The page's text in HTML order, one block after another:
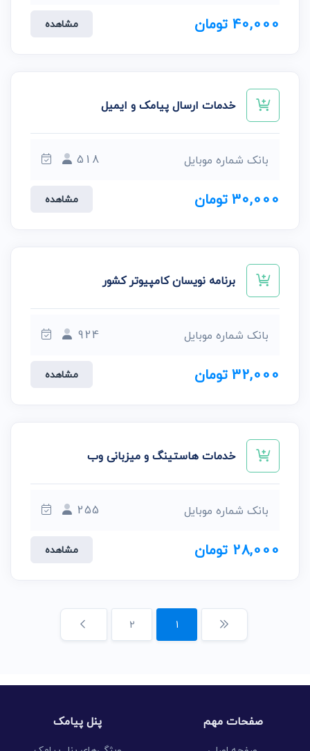
40,000 تومان مشاهده
خدمات ارسال پیامک و ایمیل
بانک شماره موبایل 518
30,000 تومان مشاهده
برنامه نویسان کامپیوتر کشور
بانک شماره موبایل 924
32,000 تومان مشاهده
خدمات هاستینگ و میزبانی وب
بانک شماره موبایل 255
28,000 تومان مشاهده
2 1
صفحات مهم پنل پیامک